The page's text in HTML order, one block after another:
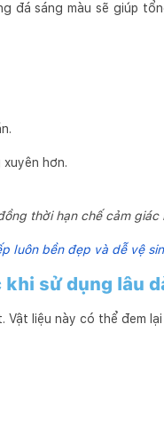
đá sáng màu sẽ giúp
hơn.
thời hạn chế cảm giác
luôn bền đẹp và dễ vệ
khi sử dụng lâu
Vật liệu này có thể đem